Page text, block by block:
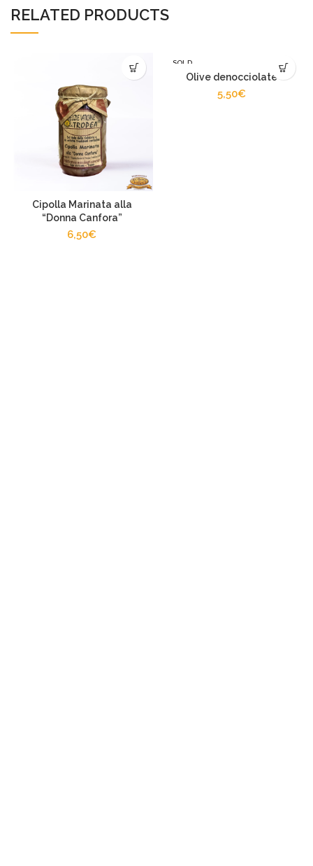
RELATED PRODUCTS
Cipolla Marinata alla
“Donna Canfora”
6,50€
SOLD
Olive denocciolate
5,50€